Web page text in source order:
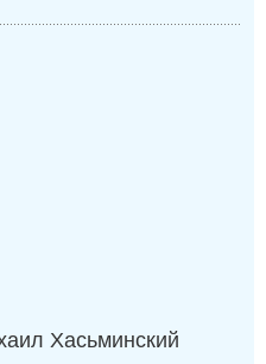
Хасьминский